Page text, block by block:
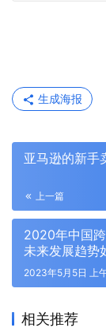
生成海报
亚马逊的新手
上一篇
2020年中国
未来发展趋势
2023年5月5日 上
相关推荐